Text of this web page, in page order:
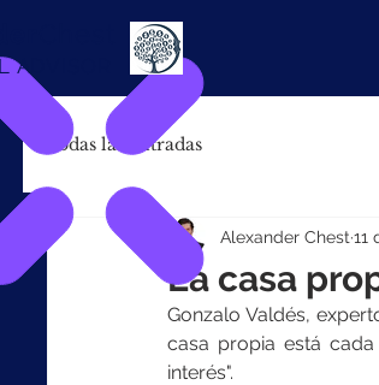
ADVISOR
Todas las entradas
La casa
Alexander Chest 11
Gonzalo Valdés,
casa propia está
interés".